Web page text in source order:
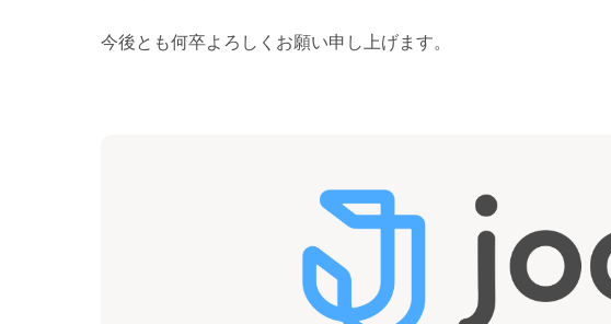
今後とも何卒よろしくお願い申し上げます。